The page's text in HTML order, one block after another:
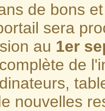
de bons
sera
au 1er
de
nouvelles